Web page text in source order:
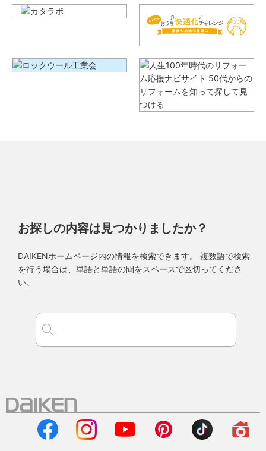
お探しの内容は見つかりましたか？
DAIKENホームページ内の情報を検索できます。 複数語で検索
を行う場合は、単語と単語の間をスペースで区切ってくださ
い。